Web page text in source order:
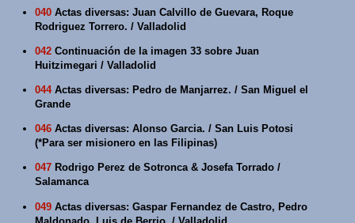
040 Actas diversas: Juan Calvillo de Guevara, Roque
Rodriguez Torrero. / Valladolid
042 Continuación de la imagen 33 sobre Juan
Huitzimegari / Valladolid
044Actas diversas: Pedro de Manjarrez. / San Miguel el
Grande
046 Actas diversas: Alonso Garcia. / San Luis Potosi
(*Para ser misionero en las Filipinas)
047 Rodrigo Perez de Sotronca & Josefa Torrado /
Salamanca
049 Actas diversas: Gaspar Fernandez de Castro, Pedro